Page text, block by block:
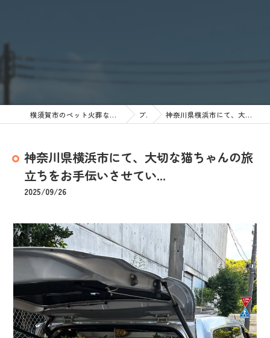
横須賀市のペット火葬なら訪問ペット火葬 ペットメモリアル神奈川 ブログ 神奈川県横浜市にて、大切な猫ちゃんの旅立ちをお手伝いさせてい...
神奈川県横浜市にて、大切な猫ちゃんの旅
立ちをお手伝いさせてい...
2025/09/26